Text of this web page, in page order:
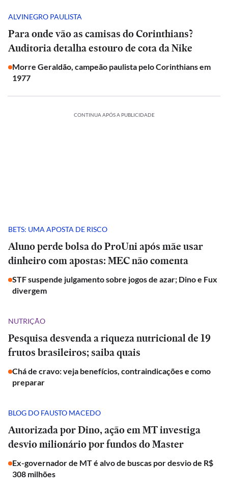
ALVINEGRO PAULISTA
Para onde vão as camisas do Corinthians?
Auditoria detalha estouro de cota da Nike
Morre Geraldão, campeão paulista pelo Corinthians em
1977
CONTINUA APÓS A PUBLICIDADE
BETS: UMA APOSTA DE RISCO
Aluno perde bolsa do ProUni após mãe usar
dinheiro com apostas: MEC não comenta
STF suspende julgamento sobre jogos de azar; Dino e Fux
divergem
NUTRIÇÃO
Pesquisa desvenda a riqueza nutricional de 19
frutos brasileiros; saiba quais
Chá de cravo: veja benefícios, contraindicações e como
preparar
BLOG DO FAUSTO MACEDO
Autorizada por Dino, ação em MT investiga
desvio milionário por fundos do Master
Ex-governador de MT é alvo de buscas por desvio de R$
308 milhões